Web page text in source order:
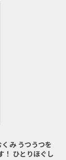
み うつうつを
！ ひとりほぐし